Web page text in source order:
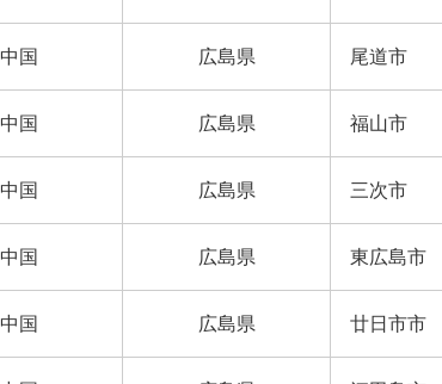
中国 広島県 尾道市
中国 広島県 福山市
中国 広島県 三次市
中国 広島県 東広島市
中国 広島県 廿日市市